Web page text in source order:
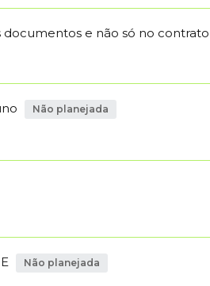
e não só no contrato
Não planejada
Não planejada